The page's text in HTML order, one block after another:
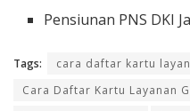
Pensiunan PNS DKI
Tags:
cara daftar kartu
Cara Daftar Kartu Layanan